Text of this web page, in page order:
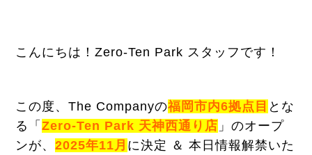
こんにちは！Zero-Ten Park スタッフです！
この度、The Companyの福岡市内6拠点目 とな
る「Zero-Ten Park 天神西通り店 」のオープ
ンが、2025年11月 に決定 ＆ 本日情報解禁いた